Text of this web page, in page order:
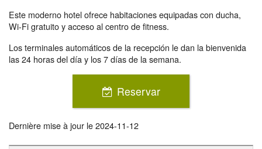
Este moderno hotel ofrece habitaciones equipadas con ducha,
Wi-Fi gratuito y acceso al centro de fitness.
Los terminales automáticos de la recepción le dan la bienvenida
las 24 horas del día y los 7 días de la semana.
Reservar
Dernière mise à jour le2024-11-12